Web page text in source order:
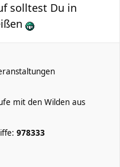
solltest Du in
mit den Wilden aus
978333